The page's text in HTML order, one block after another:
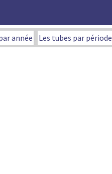
année Les tubes par période